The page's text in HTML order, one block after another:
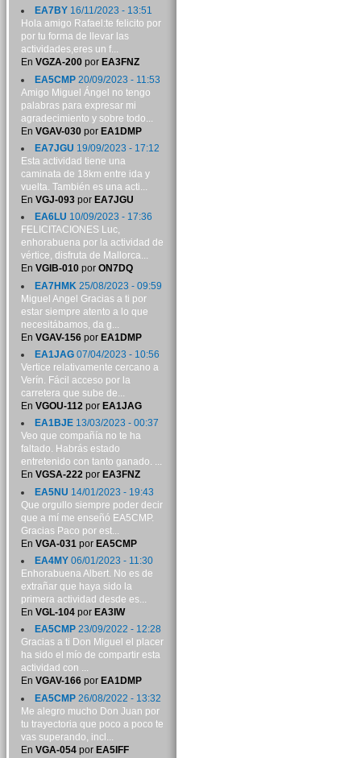
EA7BY16/11/2023 - 13:51
Hola amigo Rafael:te felicito por
por tu forma de llevar las
actividades,eres un f...
En VGZA-200por EA3FNZ
EA5CMP20/09/2023 - 11:53
Amigo Miguel Ángel no tengo
palabras para expresar mi
agradecimiento y sobre todo...
En VGAV-030por EA1DMP
EA7JGU 19/09/2023 - 17:12
Esta actividad tiene una
caminata de 18km entre ida y
vuelta. También es una acti...
En VGJ-093por EA7JGU
EA6LU 10/09/2023 - 17:36
FELICITACIONES Luc,
enhorabuena por la actividad de
vértice, disfruta de Mallorca...
En VGIB-010por ON7DQ
EA7HMK 25/08/2023 - 09:59
Miguel Angel Gracias a ti por
estar siempre atento a lo que
necesitábamos, da g...
En VGAV-156por EA1DMP
EA1JAG07/04/2023 - 10:56
Vertice relativamente cercano a
Verín. Fácil acceso por la
carretera que sube de...
En VGOU-112por EA1JAG
EA1BJE13/03/2023 - 00:37
Veo que compañía no te ha
faltado. Habrás estado
entretenido con tanto ganado. ...
En VGSA-222por EA3FNZ
EA5NU 14/01/2023 - 19:43
Que orgullo siempre poder decir
que a mí me enseñó EA5CMP.
Gracias Paco por est...
En VGA-031 por EA5CMP
EA4MY06/01/2023 - 11:30
Enhorabuena Albert. No es de
extrañar que haya sido la
primera actividad desde es...
En VGL-104por EA3IW
EA5CMP23/09/2022 - 12:28
Gracias a ti Don Miguel el placer
ha sido el mío de compartir esta
actividad con ...
En VGAV-166por EA1DMP
EA5CMP26/08/2022 - 13:32
Me alegro mucho Don Juan por
tu trayectoria que poco a poco te
vas superando, incl...
En VGA-054por EA5IFF